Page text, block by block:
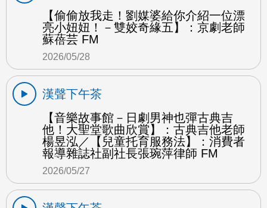
【偷偷放我走！劉媒婆給你介紹一位漂
亮小妞妞！－雙姣奇緣五】：京劇老師
蘇蓓芸 FM
2026/05/28
漢聲下午茶
【音樂故事館－日劇男神也彈古典吉
他！大聖堂歌曲欣賞】：古典吉他老師
楊昱泓／【兒童托育服務法】：消費者
報導雜誌社副社長張琬萍律師 FM
2026/05/27